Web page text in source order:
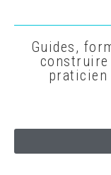
Guides,
construire
praticien